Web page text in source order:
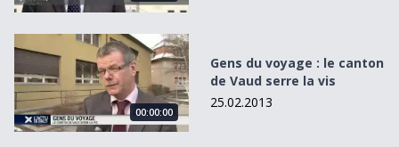
Gens du voyage : le canton de Vaud serre la vis
00:00:00
Gens du voyage : le canton
de Vaud serre la vis
25.02.2013